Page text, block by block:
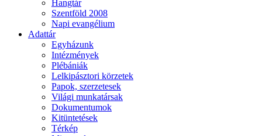
Hangtár
Szentföld 2008
Napi evangélium
Adattár
Egyházunk
Intézmények
Plébániák
Lelkipásztori körzetek
Papok, szerzetesek
Világi munkatársak
Dokumentumok
Kitüntetések
Térkép